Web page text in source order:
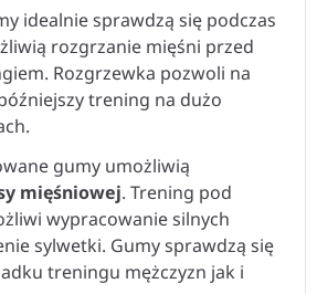
idealnie sprawdzą się podczas
rozgrzanie mięśni przed
Rozgrzewka pozwoli na
trening na dużo
gumy umożliwią
mięśniowej. Trening pod
wypracowanie silnych
sylwetki. Gumy sprawdzą się
treningu mężczyzn jak i